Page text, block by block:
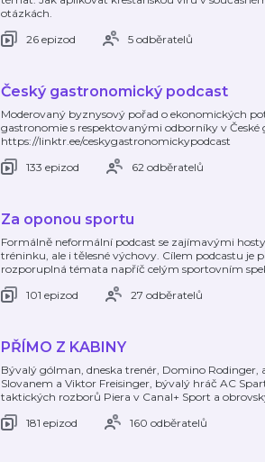
otázkách.
26 epizod
5 odběratelů
Český gastronomický podcast
Moderovaný byznysový pořad o ekonomických
gastronomie s respektovanými odborníky v České
https://linktr.ee/ceskygastronomickypodcast
133 epizod
62 odběratelů
Za oponou sportu
Formálně neformální podcast se zajímavými
tréninku, ale i tělesné výchovy. Cílem podcastu
rozporuplná témata napříč celým sportovním
101 epizod
27 odběratelů
PŘÍMO Z KABINY
Bývalý gólman, dneska trenér, Domino
Slovanem a Viktor Freisinger, bývalý hráč AC
taktických rozborů Piera v Canal+ Sport a
181 epizod
160 odběratelů